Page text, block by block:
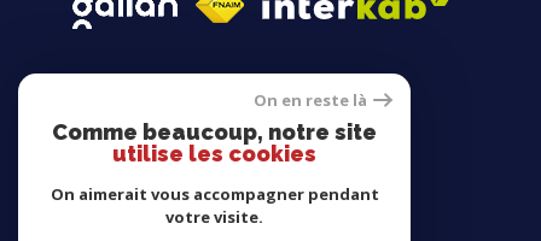
Avis clients
On en reste là
Comme beaucoup, notre site
utilise les cookies
On aimerait vous accompagner pendant
votre visite.